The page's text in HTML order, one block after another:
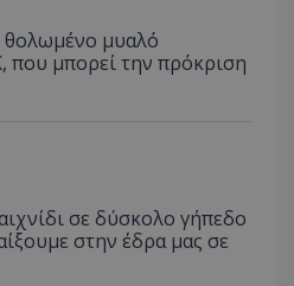
θολωμένο μυαλό
που μπορεί την πρόκριση
σε δύσκολο γήπεδο
στην έδρα μας σε